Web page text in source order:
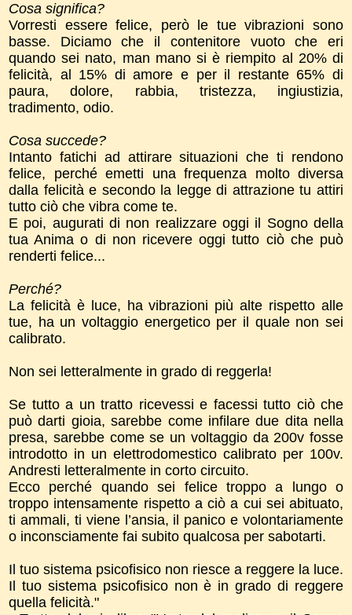
Cosa significa?
Vorresti essere felice, però le tue vibrazioni sono
basse. Diciamo che il contenitore vuoto che eri
quando sei nato, man mano si è riempito al 20% di
felicità, al 15% di amore e per il restante 65% di
paura, dolore, rabbia, tristezza, ingiustizia,
tradimento, odio.
Cosa succede?
Intanto fatichi ad attirare situazioni che ti rendono
felice, perché emetti una frequenza molto diversa
dalla felicità e secondo la legge di attrazione tu attiri
tutto ciò che vibra come te.
E poi, augurati di non realizzare oggi il Sogno della
tua Anima o di non ricevere oggi tutto ciò che può
renderti felice...
Perché?
La felicità è luce, ha vibrazioni più alte rispetto alle
tue, ha un voltaggio energetico per il quale non sei
calibrato.
Non sei letteralmente in grado di reggerla!
Se tutto a un tratto ricevessi e facessi tutto ciò che
può darti gioia, sarebbe come infilare due dita nella
presa, sarebbe come se un voltaggio da 200v fosse
introdotto in un elettrodomestico calibrato per 100v.
Andresti letteralmente in corto circuito.
Ecco perché quando sei felice troppo a lungo o
troppo intensamente rispetto a ciò a cui sei abituato,
ti ammali, ti viene l’ansia, il panico e volontariamente
o inconsciamente fai subito qualcosa per sabotarti.
Il tuo sistema psicofisico non riesce a reggere la luce.
Il tuo sistema psicofisico non è in grado di reggere
quella felicità."